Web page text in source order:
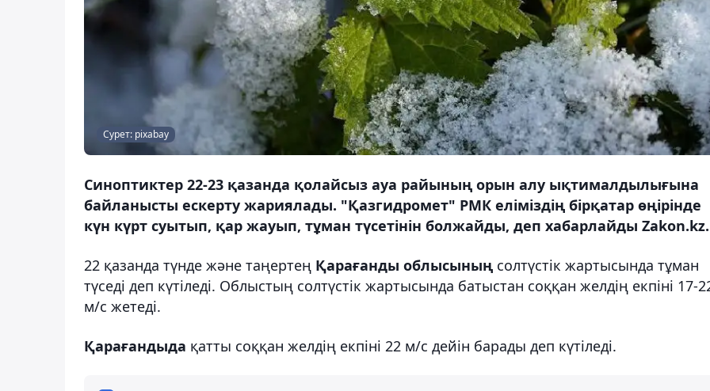
Сурет: pixabay
Cиноптиктер 22-23 қазанда қолайсыз ауа райының орын алу ықтималдылығына
байланысты ескерту жариялады. "Қазгидромет" РМК еліміздің бірқатар өңірінде
күн күрт суытып, қар жауып, тұман түсетінін болжайды, деп хабарлайды Zakon.kz.
22 қазанда түнде және таңертең Қарағанды облысының солтүстік жартысында тұман
түседі деп күтіледі. Облыстың солтүстік жартысында батыстан соққан желдің екпіні 17-
м/с жетеді.
Қарағандыда қатты соққан желдің екпіні 22 м/с дейін барады деп күтіледі.